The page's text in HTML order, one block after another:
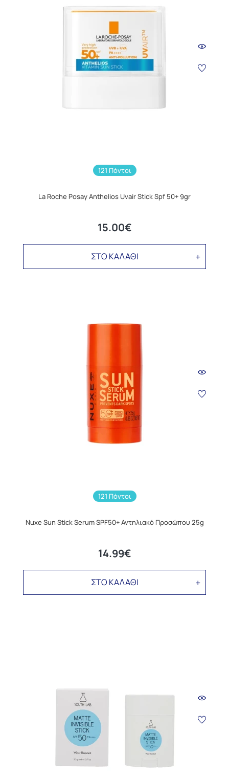
121 Πόντοι
La Roche Posay Anthelios Uvair Stick Spf 50+ 9gr
15.00€
ΣΤΟ ΚΑΛΑΘΙ
121 Πόντοι
Nuxe Sun Stick Serum SPF50+ Αντηλιακό Προσώπου 25g
14.99€
ΣΤΟ ΚΑΛΑΘΙ